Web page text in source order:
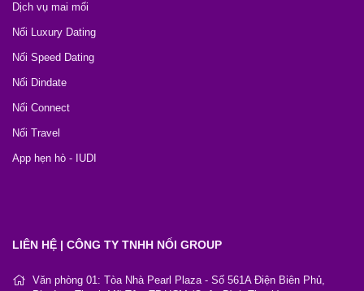
Dịch vụ mai mối
Nối Luxury Dating
Nối Speed Dating
Nối Dindate
Nối Connect
Nối Travel
App hẹn hò - IUDI
LIÊN HỆ | CÔNG TY TNHH NỐI GROUP
Văn phòng 01: Tòa Nhà Pearl Plaza - Số 561A Điện Biên Phủ,